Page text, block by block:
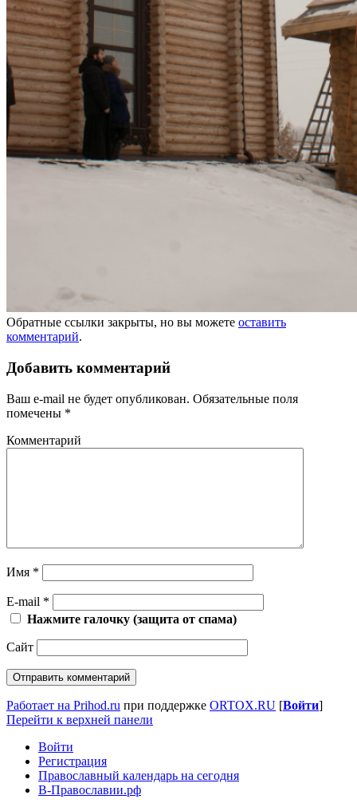
Обратные ссылки закрыты, но вы можете оставить
комментарий.
Добавить комментарий
Ваш e-mail не будет опубликован. Обязательные поля
помечены *
Комментарий
Имя *
E-mail *
Нажмите галочку (защита от спама)
Сайт
Работает на Prihod.ru при поддержке ORTOX.RU [Войти]
Перейти к верхней панели
Войти
Регистрация
Православный календарь на сегодня
В-Православии.рф